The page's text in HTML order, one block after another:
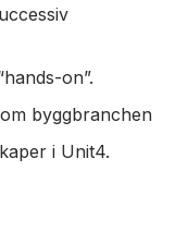
on”.
byggbranchen
i Unit4.